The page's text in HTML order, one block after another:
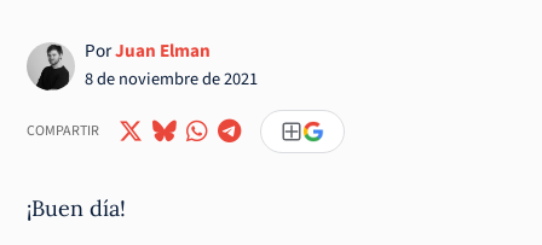
PorJuan Elman
8 de noviembre de 2021
COMPARTIR
¡Buen día!